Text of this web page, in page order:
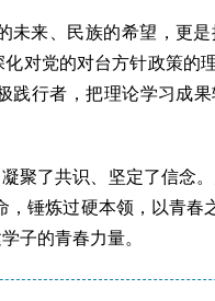
来、民族的希望，更
对党的对台方针政策的
践行者，把理论学习成
聚了共识、坚定了信念
锤炼过硬本领，以青
子的青春力量。